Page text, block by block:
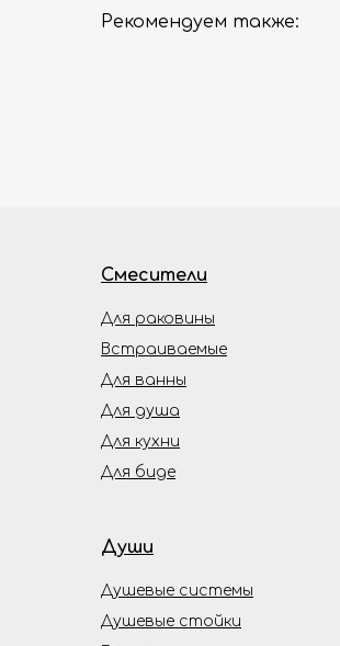
Рекомендуем также:
Смесители
Души
Душевые системы
Встраиваемые
Для биде
Для кухни
Для ванны
Для душа
Для раковины
Душевые стойки